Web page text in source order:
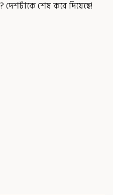
দেশটাকে শেষ করে দিয়েছে!